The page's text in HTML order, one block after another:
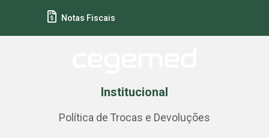
Notas Fiscais
Institucional
Política de Trocas e Devoluções